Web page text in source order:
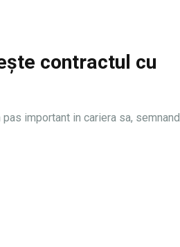
contractul cu
important in cariera sa, semnand